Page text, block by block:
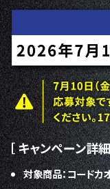
［ キャンペーン詳細
対象商品：コードカ